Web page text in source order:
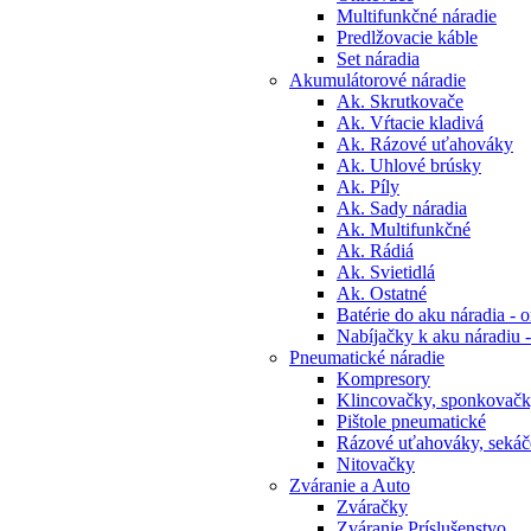
Multifunkčné náradie
Predlžovacie káble
Set náradia
Akumulátorové náradie
Ak. Skrutkovače
Ak. Vŕtacie kladivá
Ak. Rázové uťahováky
Ak. Uhlové brúsky
Ak. Píly
Ak. Sady náradia
Ak. Multifunkčné
Ak. Rádiá
Ak. Svietidlá
Ak. Ostatné
Batérie do aku náradia -
Nabíjačky k aku náradiu
Pneumatické náradie
Kompresory
Klincovačky,
Pištole pneumatické
Rázové uťahováky,
Nitovačky
Zváranie a Auto
Zváračky